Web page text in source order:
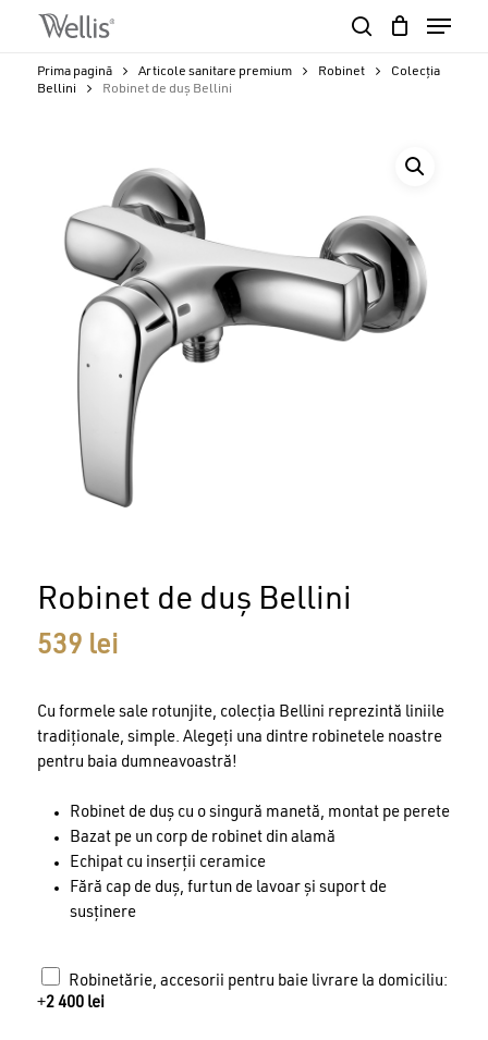
content
Menu
Cart
Prima pagină Articole sanitare premium Robinet
Colecția
Bellini
Robinet de duș Bellini
Robinet de duș Bellini
539 lei
Cu formele sale rotunjite, colecția Bellini reprezintă liniile
tradiționale, simple. Alegeți una dintre robinetele noastre
pentru baia dumneavoastră!
Robinet de duș cu o singură manetă, montat pe perete
Bazat pe un corp de robinet din alamă
Echipat cu inserții ceramice
Fără cap de duș, furtun de lavoar și suport de
susținere
Robinetărie, accesorii pentru baie livrare la domiciliu:
+2 400 lei
Close